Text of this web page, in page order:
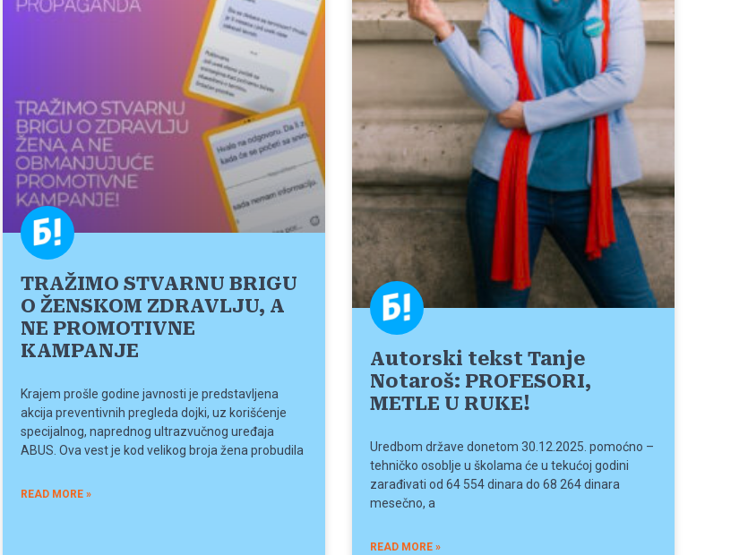
TRAŽIMO STVARNU BRIGU
O ŽENSKOM ZDRAVLJU, A
NE PROMOTIVNE
KAMPANJE
Krajem prošle godine javnosti je predstavljena
akcija preventivnih pregleda dojki, uz korišćenje
specijalnog, naprednog ultrazvučnog uređaja
ABUS. Ova vest je kod velikog broja žena probudila
READ MORE »
Autorski tekst Tanje
Notaroš: PROFESORI,
METLE U RUKE!
Uredbom države donetom 30.12.2025. pomoćno –
tehničko osoblje u školama će u tekućoj godini
zarađivati od 64 554 dinara do 68 264 dinara
mesečno, a
READ MORE »